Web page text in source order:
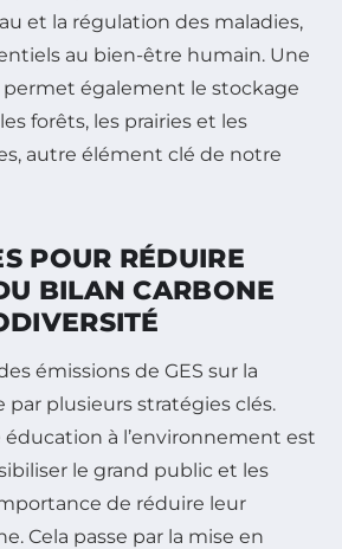
et la régulation des maladies,
au bien-être humain. Une
également le stockage
forêts, les prairies et les
autre élément clé de notre
POUR RÉDUIRE
BILAN CARBONE
émissions de GES sur la
par plusieurs stratégies clés.
éducation à l’environnement est
le grand public et les
de réduire leur
Cela passe par la mise en